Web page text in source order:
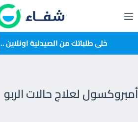
إلى
المحتوى خلى طلباتك من الصيدلية اونلاين ..
أمبروكسول لعلاج حالات الربو